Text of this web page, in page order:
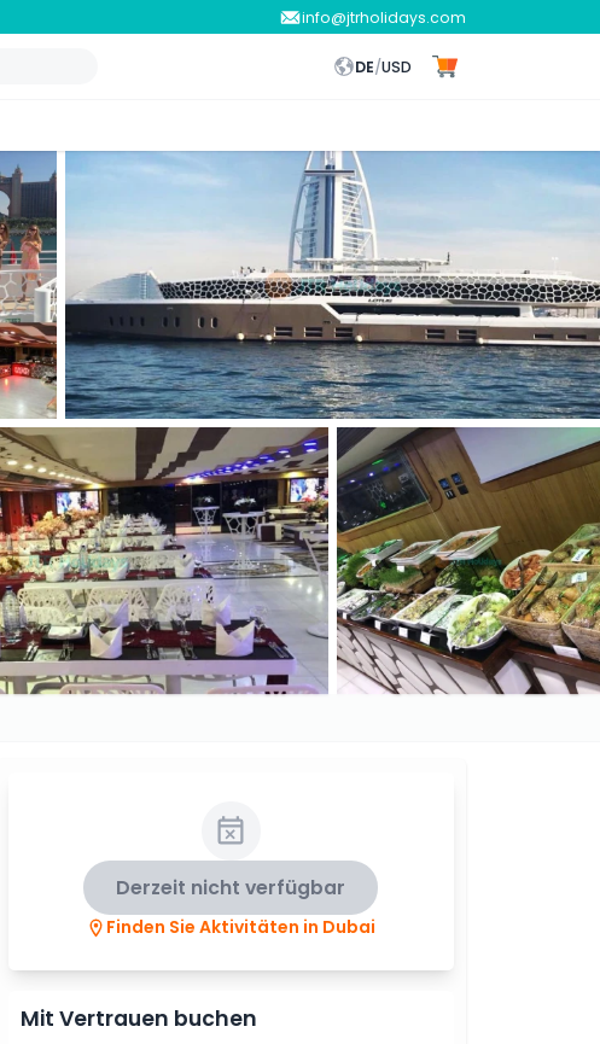
info@jtrholidays.com
DE/USD
Derzeit nicht verfügbar
Finden Sie Aktivitäten in Dubai
Mit Vertrauen buchen